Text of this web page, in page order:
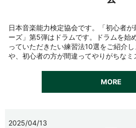
日本音楽能力検定協会です。「初心者
ーズ」第5弾はドラムです。ドラムを始
っていただきたい練習法10選をご紹介
や、初心者の方が間違ってやりがちな
MORE
2025/04/13